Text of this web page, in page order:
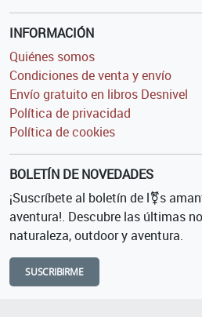
INFORMACIÓN
Quiénes somos
Condiciones de venta y envío
Envío gratuito en libros Desnivel
Política de privacidad
Política de cookies
BOLETÍN DE NOVEDADES
¡Suscríbete al boletín de l⚧s
aventura!. Descubre las últimas
naturaleza, outdoor y aventura.
SUSCRIBIRME